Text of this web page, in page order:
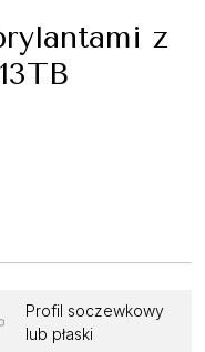
z
Profil soczewkowy
lub płaski